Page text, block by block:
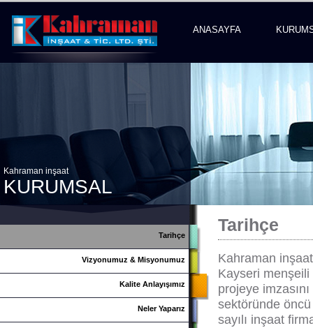
ANASAYFA
Kahraman inşaat
KURUMSAL
Tarihçe
Vizyonumuz & Misyonumuz
Kalite Anlayışımız
Neler Yaparız
Tarihçe
Kahraman
Kayseri
projeye
sektöründe
sayılı inşaat